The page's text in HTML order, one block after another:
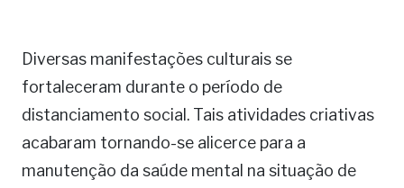
Diversas manifestações culturais se
fortaleceram durante o período de
distanciamento social. Tais atividades criativas
acabaram tornando-se alicerce para a
manutenção da saúde mental na situação de